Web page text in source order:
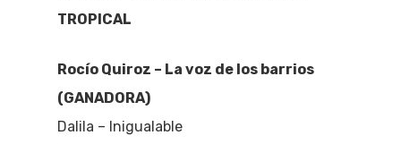
TROPICAL
Rocío Quiroz – La voz de los barrios
(GANADORA)
Dalila – Inigualable